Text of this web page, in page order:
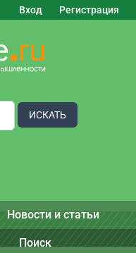
Вход Регистрация
ИСКАТЬ
Новости и статьи
Поиск